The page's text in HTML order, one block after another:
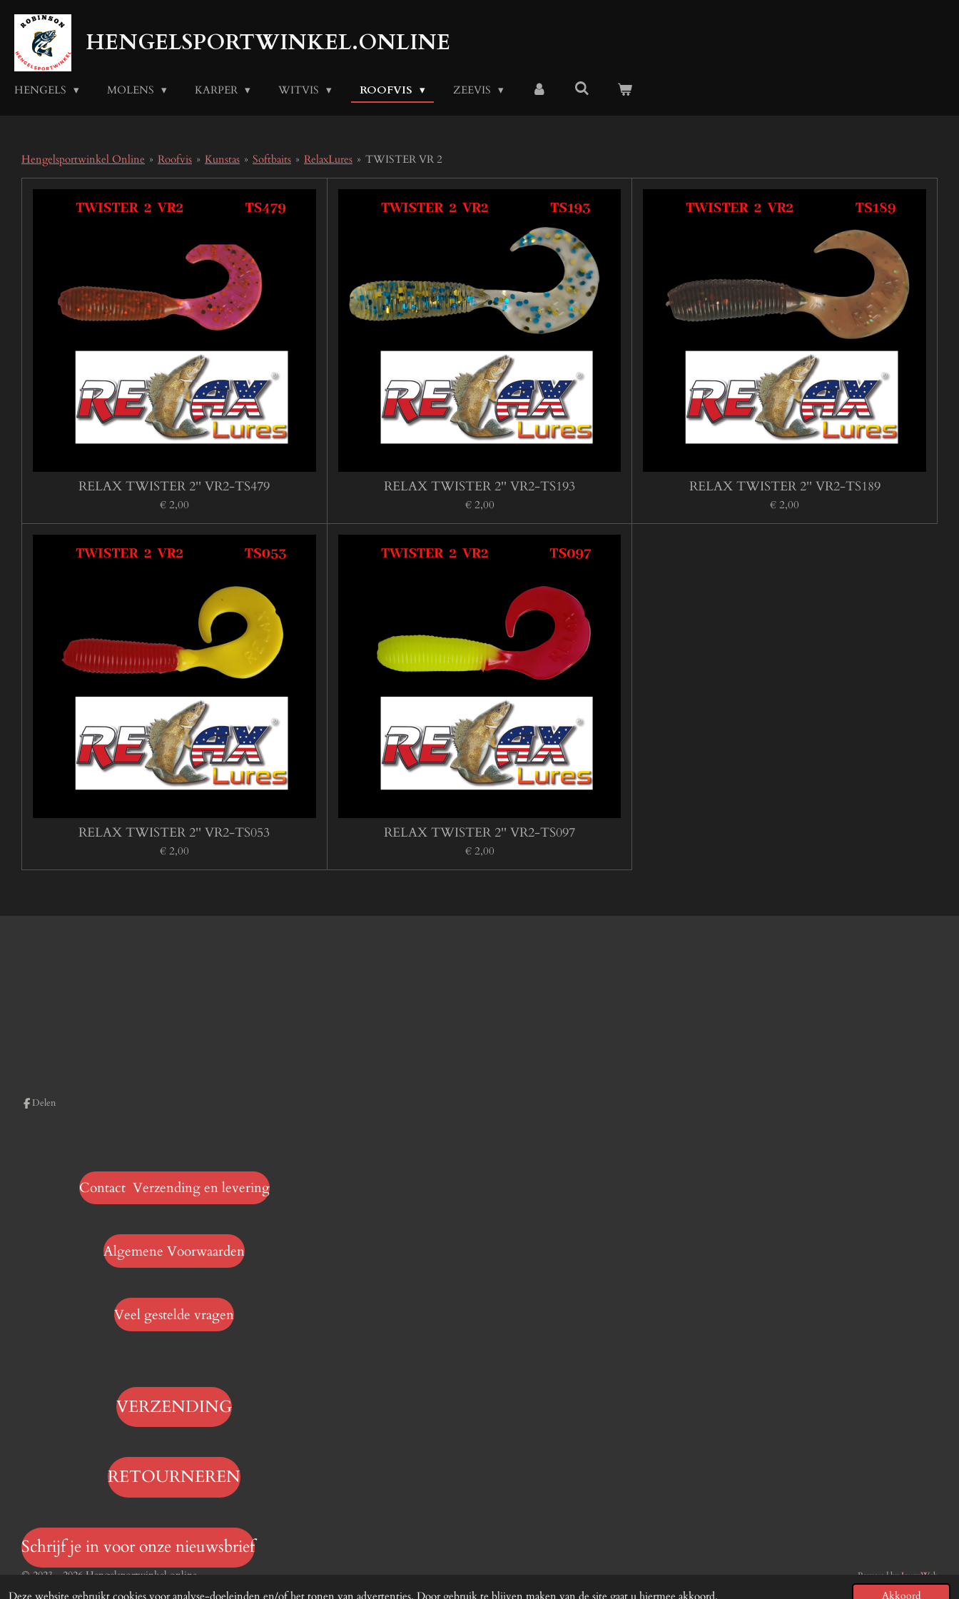
Deze website gebruikt cookies voor analyse-doeleinden en/of het tonen van advertenties. Door gebruik te blijven maken van de site gaat u hiermee akkoord. Akkoord
Ga
direct
de
HENGELSPORTWINKEL.ONLINE
HENGELS MOLENS KARPER WITVIS ROOFVIS ZEEVIS
Hengelsportwinkel Online » Roofvis » Kunstas » Softbaits » RelaxLures » TWISTER VR 2
RELAX TWISTER 2'' VR2-TS479
€ 2,00
RELAX TWISTER 2'' VR2-TS193
€ 2,00
RELAX TWISTER 2'' VR2-TS189
€ 2,00
RELAX TWISTER 2'' VR2-TS053
€ 2,00
RELAX TWISTER 2'' VR2-TS097
€ 2,00
Delen
Contact Verzending en levering
Algemene Voorwaarden
Veel gestelde vragen
VERZENDING
RETOURNEREN
Schrijf je in voor onze nieuwsbrief
© 2023 - 2026 Hengelsportwinkel.online Powered byJouwWeb